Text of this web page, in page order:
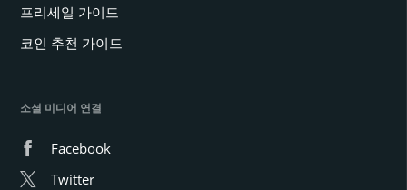
프리세일 가이드
코인 추천 가이드
소셜 미디어 연결
Facebook
Twitter